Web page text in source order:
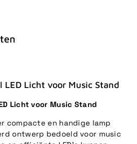
LED Licht voor Music Stand
Licht voor Music Stand
compacte en handige lamp
ontwerp bedoeld voor music